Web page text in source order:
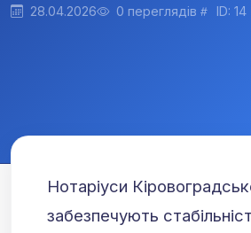
28.04.2026 0 переглядів ID: 14
Нотаріуси
забезпечують